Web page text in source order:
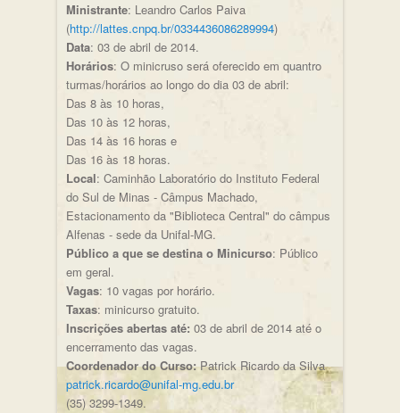
Ministrante: Leandro Carlos Paiva
(http://lattes.cnpq.br/0334436086289994)
Data: 03 de abril de 2014.
Horários: O minicruso será oferecido em quantro
turmas/horários ao longo do dia 03 de abril:
Das 8 às 10 horas,
Das 10 às 12 horas,
Das 14 às 16 horas e
Das 16 às 18 horas.
Local: Caminhão Laboratório do Instituto Federal
do Sul de Minas - Câmpus Machado,
Estacionamento da "Biblioteca Central" do câmpus
Alfenas - sede da Unifal-MG.
Público a que se destina o Minicurso: Público
em geral.
Vagas: 10 vagas por horário.
Taxas: minicurso gratuito.
Inscrições abertas até: 03 de abril de 2014 até o
encerramento das vagas.
Coordenador do Curso:Patrick Ricardo da Silva
patrick.ricardo@unifal-mg.edu.br
(35) 3299-1349.